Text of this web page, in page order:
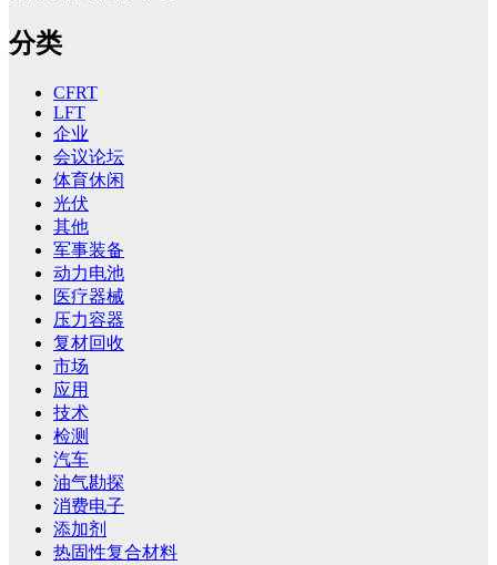
分类
CFRT
LFT
企业
会议论坛
体育休闲
光伏
其他
军事装备
动力电池
医疗器械
压力容器
复材回收
市场
应用
技术
检测
汽车
油气勘探
消费电子
添加剂
热固性复合材料